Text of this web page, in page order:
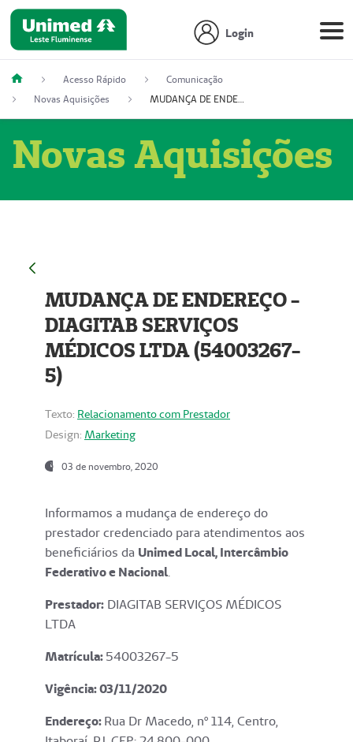
Login
Acesso Rápido
Comunicação
Novas Aquisições
MUDANÇA DE ENDEREÇO - DIAGITAB SERVIÇOS MÉDICOS LTDA (54003267-5)
Novas Aquisições
MUDANÇA DE ENDEREÇO -
DIAGITAB SERVIÇOS
MÉDICOS LTDA (54003267-
5)
Texto: Relacionamento com Prestador
Design: Marketing
03 de novembro, 2020
Informamos a mudança de endereço do
prestador credenciado para atendimentos aos
beneficiários da Unimed Local, Intercâmbio
Federativo e Nacional.
Prestador: DIAGITAB SERVIÇOS MÉDICOS
LTDA
Matrícula:54003267-5
Vigência: 03/11/2020
Endereço:Rua Dr Macedo, nº 114, Centro,